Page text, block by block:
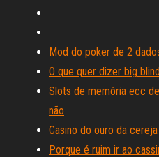
Mod do poker de 2
O que quer dizer big
Slots de memória ecc
não
Casino do ouro da cereja
Porque é ruim ir ao